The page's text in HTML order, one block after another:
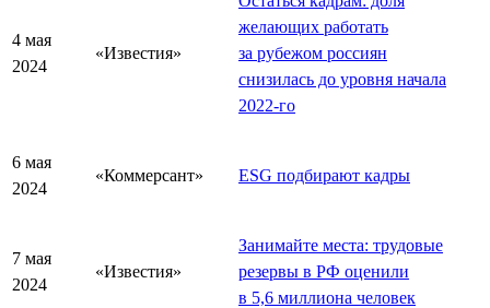
4 мая
2024
«Известия»
желающих работать
за рубежом россиян
снизилась до уровня начала
2022-го
6 мая
2024
«Коммерсант» ESG подбирают кадры
7 мая
2024
«Известия»
Занимайте места: трудовые
резервы в РФ оценили
в 5,6 миллиона человек